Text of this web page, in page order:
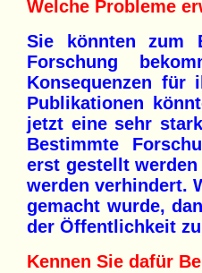
Welche Probleme
Sie könnten zum
Forschung
Konsequenzen für
Publikationen
jetzt eine sehr
Bestimmte
erst gestellt
werden verhindert.
gemacht wurde,
der Öffentlichkeit
Kennen Sie dafür